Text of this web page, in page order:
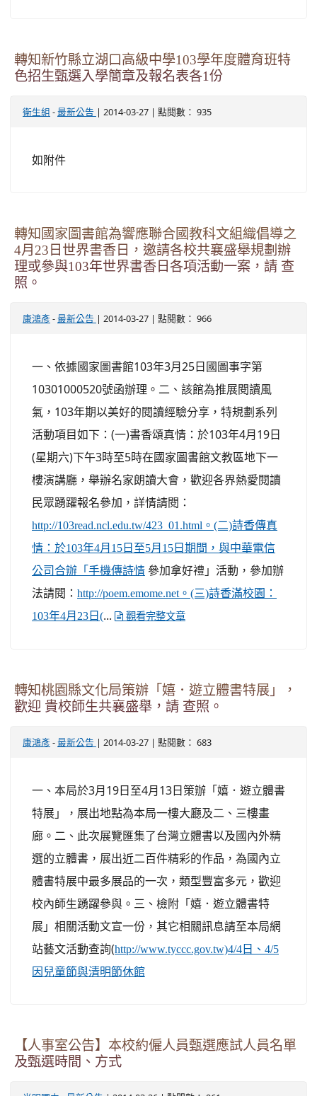
轉知新竹縣立湖口高級中學103學年度體育班特
色招生甄選入學簡章及報名表各1份
衛生組 - 最新公告 | 2014-03-27 | 點閱數： 935
如附件
轉知國家圖書館為響應聯合國教科文組織倡導之
4月23日世界書香日，邀請各校共襄盛舉規劃辦
理或參與103年世界書香日各項活動一案，請 查
照。
康鴻彥 - 最新公告 | 2014-03-27 | 點閱數： 966
一、依據國家圖書館103年3月25日國圖事字第
10301000520號函辦理。二、該館為推展閱讀風
氣，103年期以美好的閱讀經驗分享，特規劃系列
活動項目如下：(一)書香頌真情：於103年4月19日
(星期六)下午3時至5時在國家圖書館文教區地下一
樓演講廳，舉辦名家朗讀大會，歡迎各界熱愛閱讀
民眾踴躍報名參加，詳情請閱：
http://103read.ncl.edu.tw/423_01.html。(二)詩香傳真
情：於103年4月15日至5月15日期間，與中華電信
公司合辦「手機傳詩情 參加拿好禮」活動，參加辦
法請閱： http://poem.emome.net。(三)詩香滿校園：
103年4月23日(... 觀看完整文章
轉知桃園縣文化局策辦「嬉．遊立體書特展」，
歡迎 貴校師生共襄盛舉，請 查照。
康鴻彥 - 最新公告 | 2014-03-27 | 點閱數： 683
一、本局於3月19日至4月13日策辦「嬉．遊立體書
特展」，展出地點為本局一樓大廳及二、三樓畫
廊。二、此次展覽匯集了台灣立體書以及國內外精
選的立體書，展出近二百件精彩的作品，為國內立
體書特展中最多展品的一次，類型豐富多元，歡迎
校內師生踴躍參與。三、檢附「嬉．遊立體書特
展」相關活動文宣一份，其它相關訊息請至本局網
站藝文活動查詢(http://www.tyccc.gov.tw)4/4日、4/5
因兒童節與清明節休館
【人事室公告】本校約僱人員甄選應試人員名單
及甄選時間、方式